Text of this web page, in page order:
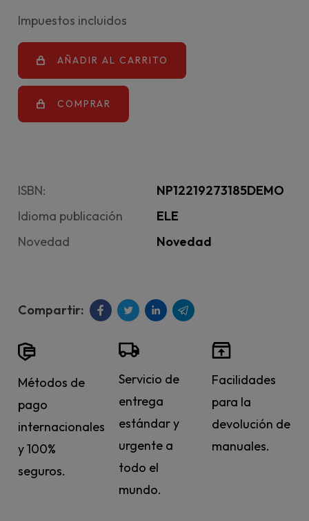
Impuestos incluidos
AÑADIR AL CARRITO
COMPRAR
ISBN:
NP12219273185DEMO
Idioma publicación
ELE
Novedad
Novedad
Métodos de
pago
internacionales
y 100%
seguros.
Servicio de
entrega
estándar y
urgente a
todo el
mundo.
Facilidades
para la
devolución de
manuales.